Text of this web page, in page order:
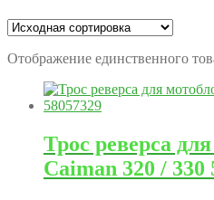
Отображение единственного
Трос реверса
Caiman 320 / 330